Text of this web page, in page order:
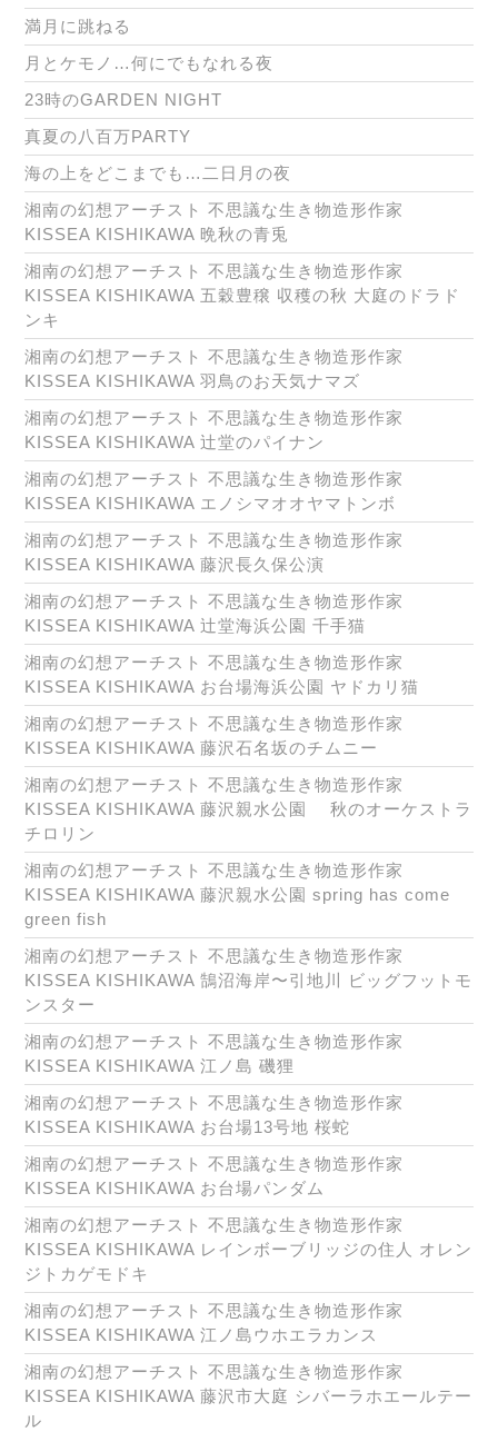
満月に跳ねる
月とケモノ…何にでもなれる夜
23時のGARDEN NIGHT
真夏の八百万PARTY
海の上をどこまでも…二日月の夜
湘南の幻想アーチスト 不思議な生き物造形作家
KISSEA KISHIKAWA 晩秋の青兎
湘南の幻想アーチスト 不思議な生き物造形作家
KISSEA KISHIKAWA 五穀豊穣 収穫の秋 大庭のドラド
ンキ
湘南の幻想アーチスト 不思議な生き物造形作家
KISSEA KISHIKAWA 羽鳥のお天気ナマズ
湘南の幻想アーチスト 不思議な生き物造形作家
KISSEA KISHIKAWA 辻堂のパイナン
湘南の幻想アーチスト 不思議な生き物造形作家
KISSEA KISHIKAWA エノシマオオヤマトンボ
湘南の幻想アーチスト 不思議な生き物造形作家
KISSEA KISHIKAWA 藤沢長久保公演
湘南の幻想アーチスト 不思議な生き物造形作家
KISSEA KISHIKAWA 辻堂海浜公園 千手猫
湘南の幻想アーチスト 不思議な生き物造形作家
KISSEA KISHIKAWA お台場海浜公園 ヤドカリ猫
湘南の幻想アーチスト 不思議な生き物造形作家
KISSEA KISHIKAWA 藤沢石名坂のチムニー
湘南の幻想アーチスト 不思議な生き物造形作家
KISSEA KISHIKAWA 藤沢親水公園 秋のオーケストラ
チロリン
湘南の幻想アーチスト 不思議な生き物造形作家
KISSEA KISHIKAWA 藤沢親水公園 spring has come
green fish
湘南の幻想アーチスト 不思議な生き物造形作家
KISSEA KISHIKAWA 鵠沼海岸〜引地川 ビッグフットモ
ンスター
湘南の幻想アーチスト 不思議な生き物造形作家
KISSEA KISHIKAWA 江ノ島 磯狸
湘南の幻想アーチスト 不思議な生き物造形作家
KISSEA KISHIKAWA お台場13号地 桜蛇
湘南の幻想アーチスト 不思議な生き物造形作家
KISSEA KISHIKAWA お台場パンダム
湘南の幻想アーチスト 不思議な生き物造形作家
KISSEA KISHIKAWA レインボーブリッジの住人 オレン
ジトカゲモドキ
湘南の幻想アーチスト 不思議な生き物造形作家
KISSEA KISHIKAWA 江ノ島ウホエラカンス
湘南の幻想アーチスト 不思議な生き物造形作家
KISSEA KISHIKAWA 藤沢市大庭 シバーラホエールテー
ル